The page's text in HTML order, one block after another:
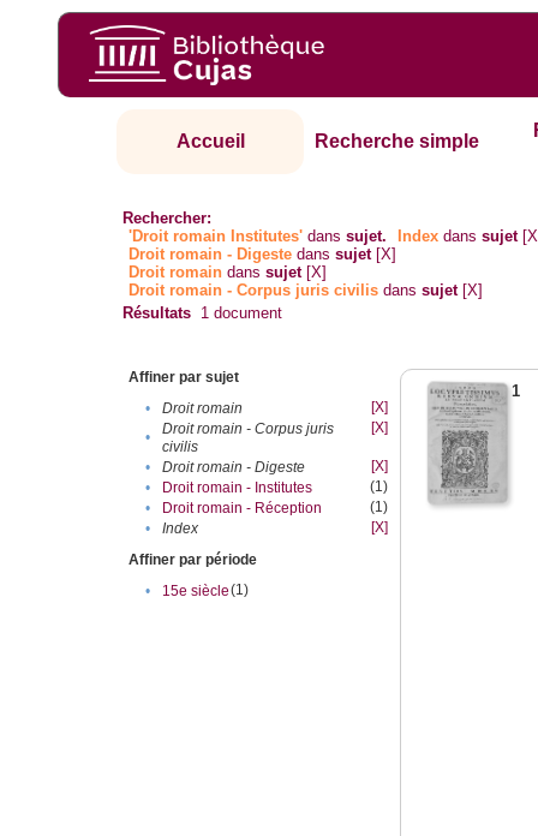
Accueil Recherche simple
Rechercher:
'Droit romain Institutes' danssujet. Index danssujet
Droit romain - Digeste danssujet [X]
Droit romain danssujet [X]
Droit romain - Corpus juris civilis danssujet [X]
Résultats 1 document
Affiner par sujet
•
Droit romain
[X]
•
Droit romain - Corpus juris
civilis
[X]
• Droit romain - Digeste
[X]
•
Droit romain - Institutes
(1)
•
Droit romain - Réception
(1)
•
Index
[X]
Affiner par période
•
15e siècle(1)
1